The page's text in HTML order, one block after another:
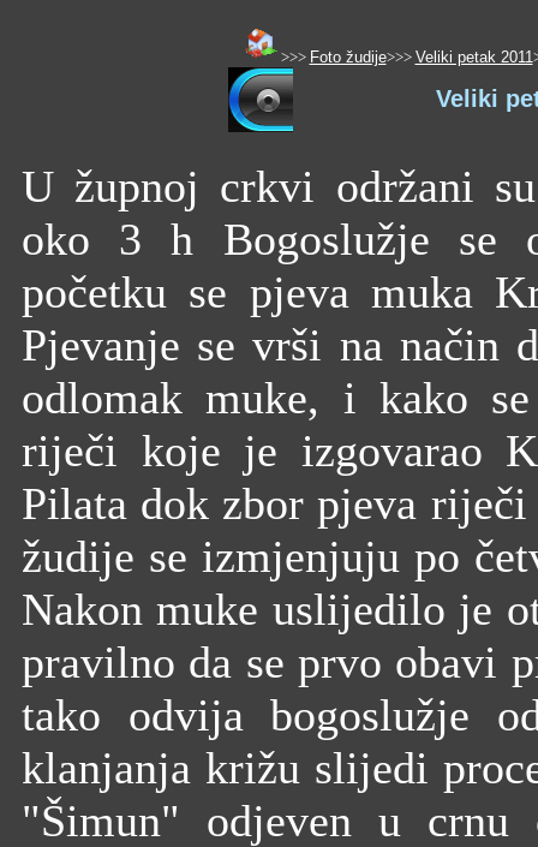
>>> Foto žudije>>> Veliki petak 2011
Veliki
U župnoj crkvi održani
oko 3 h Bogoslužje se
početku se pjeva muka
Pjevanje se vrši na način
odlomak muke, i kako
riječi koje je izgovarao
Pilata dok zbor pjeva
žudije se izmjenjuju po
Nakon muke uslijedilo je
pravilno da se prvo obavi
tako odvija bogoslužje
klanjanja križu slijedi
"Šimun" odjeven u